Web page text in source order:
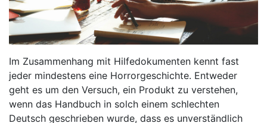
Im Zusammenhang mit Hilfedokumenten kennt fast
jeder mindestens eine Horrorgeschichte. Entweder
geht es um den Versuch, ein Produkt zu verstehen,
wenn das Handbuch in solch einem schlechten
Deutsch geschrieben wurde, dass es unverständlich